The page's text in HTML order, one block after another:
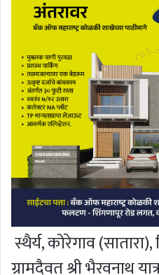
स्थैर्य, कोरेगाव
ग्रामदैवत श्री भैरवनाथ